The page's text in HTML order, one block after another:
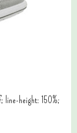
line-height: 150%;